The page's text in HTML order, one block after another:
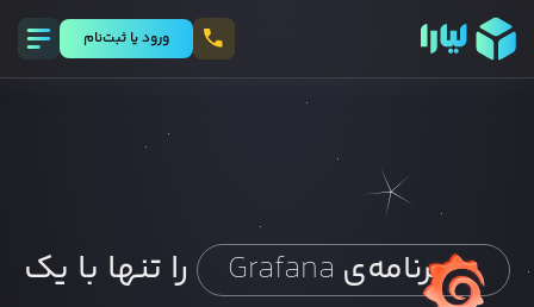
ورود يا ثبت‌نام
برنامه‌ی Grafana
را تنها با یک